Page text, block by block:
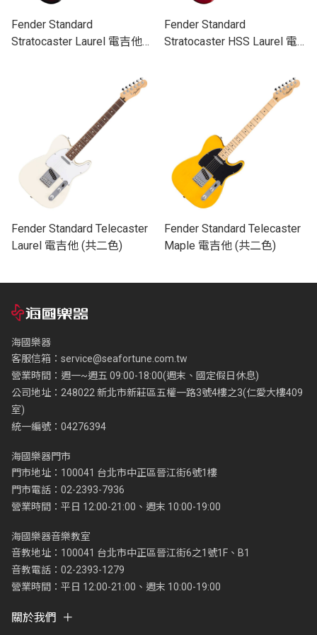
Fender Standard
Stratocaster Laurel 電吉他
Fender Standard
Stratocaster HSS Laurel 電
Fender Standard Telecaster
Laurel 電吉他 (共二色)
Fender Standard Telecaster
Maple 電吉他 (共二色)
海國樂器
客服信箱： service@seafortune.com.tw
營業時間：週一~週五 09:00-18:00(週末、國定假日休息)
公司地址：248022 新北市新莊區五權一路3號4樓之3(仁愛大樓409
室)
統一編號：04276394
海國樂器門市
門市地址：100041 台北市中正區晉江街6號1樓
門市電話：02-2393-7936
營業時間：平日 12:00-21:00、週末 10:00-19:00
海國樂器音樂教室
音教地址：100041 台北市中正區晉江街6之1號1F、B1
音教電話：02-2393-1279
營業時間：平日 12:00-21:00、週末 10:00-19:00
關於我們